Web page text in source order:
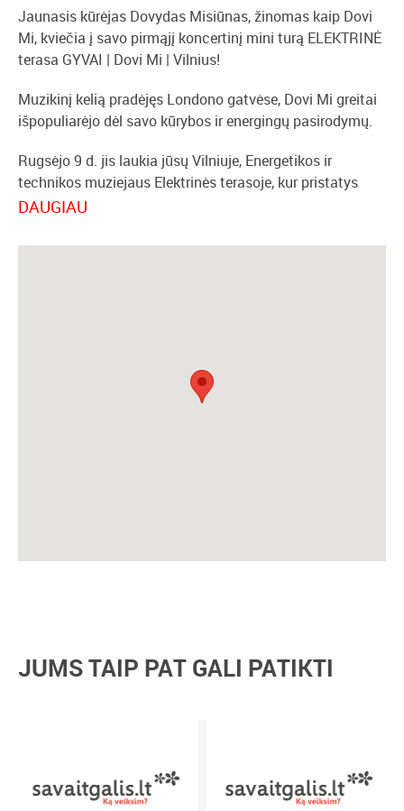
Jaunasis kūrėjas Dovydas Misiūnas, žinomas kaip Dovi
Mi, kviečia į savo pirmąjį koncertinį mini turą ELEKTRINĖ
terasa GYVAI | Dovi Mi | Vilnius!
Muzikinį kelią pradėjęs Londono gatvėse, Dovi Mi greitai
išpopuliarėjo dėl savo kūrybos ir energingų pasirodymų.
Rugsėjo 9 d. jis laukia jūsų Vilniuje, Energetikos ir
technikos muziejaus Elektrinės terasoje, kur pristatys
savo naujausius kūrinius bei jau puikiai klausytojams
Bilietai: https://bit.ly/3T4pWvM
DAUGIAU
JUMS TAIP PAT GALI PATIKTI